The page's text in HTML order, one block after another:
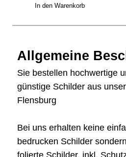
In den Warenkorb
Allgemeine
Sie bestellen hochwertige
günstige Schilder aus
Flensburg
Bei uns erhalten keine
bedrucken Schilder